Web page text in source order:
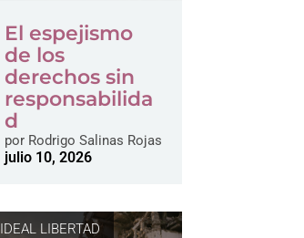
El espejismo
de los
derechos sin
responsabilida
d
porRodrigo Salinas Rojas
julio 10, 2026
IDEAL LIBERTAD